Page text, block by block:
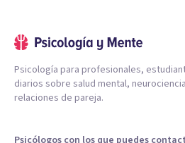
Psicología para profesionales,
diarios sobre salud mental,
relaciones de pareja.
Psicólogos con los que puedes